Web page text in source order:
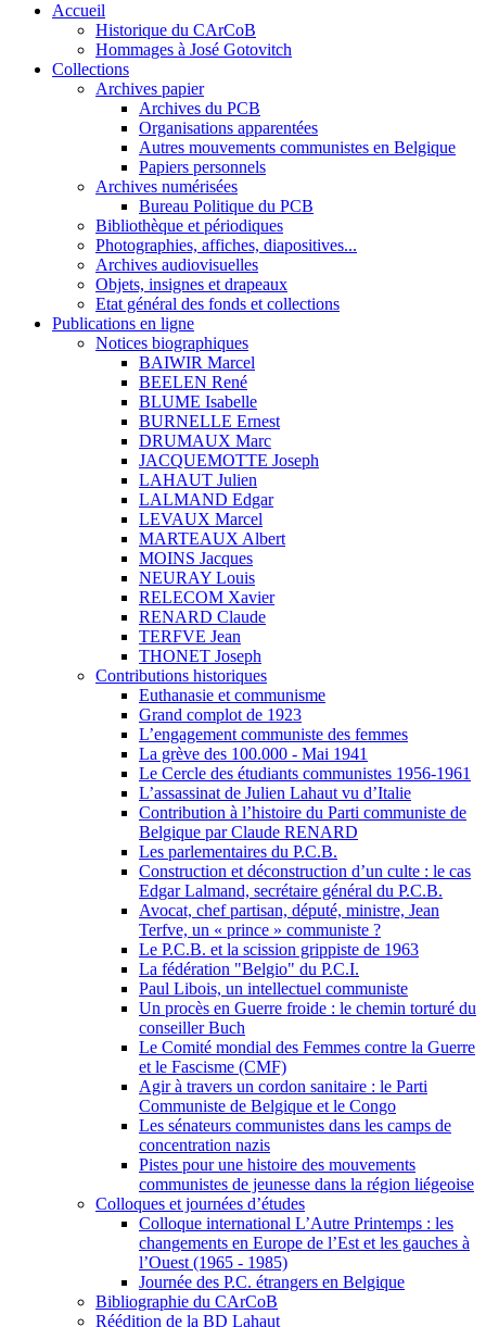
Accueil
Historique du CArCoB
Hommages à José Gotovitch
Collections
Archives papier
Archives du PCB
Organisations apparentées
Autres mouvements communistes en Belgique
Papiers personnels
Archives numérisées
Bureau Politique du PCB
Bibliothèque et périodiques
Photographies, affiches, diapositives...
Archives audiovisuelles
Objets, insignes et drapeaux
Etat général des fonds et collections
Publications en ligne
Notices biographiques
BAIWIR Marcel
BEELEN René
BLUME Isabelle
BURNELLE Ernest
DRUMAUX Marc
JACQUEMOTTE Joseph
LAHAUT Julien
LALMAND Edgar
LEVAUX Marcel
MARTEAUX Albert
MOINS Jacques
NEURAY Louis
RELECOM Xavier
RENARD Claude
TERFVE Jean
THONET Joseph
Contributions historiques
Euthanasie et communisme
Grand complot de 1923
L’engagement communiste des femmes
La grève des 100.000 - Mai 1941
Le Cercle des étudiants communistes 1956-1961
L’assassinat de Julien Lahaut vu d’Italie
Contribution à l’histoire du Parti communiste de
Belgique par Claude RENARD
Les parlementaires du P.C.B.
Construction et déconstruction d’un culte : le cas
Edgar Lalmand, secrétaire général du P.C.B.
Avocat, chef partisan, député, ministre, Jean
Terfve, un « prince » communiste ?
Le P.C.B. et la scission grippiste de 1963
La fédération "Belgio" du P.C.I.
Paul Libois, un intellectuel communiste
Un procès en Guerre froide : le chemin torturé du
conseiller Buch
Le Comité mondial des Femmes contre la Guerre
et le Fascisme (CMF)
Agir à travers un cordon sanitaire : le Parti
Communiste de Belgique et le Congo
Les sénateurs communistes dans les camps de
concentration nazis
Pistes pour une histoire des mouvements
communistes de jeunesse dans la région liégeoise
Colloques et journées d’études
Colloque international L’Autre Printemps : les
changements en Europe de l’Est et les gauches à
l’Ouest (1965 - 1985)
Journée des P.C. étrangers en Belgique
Bibliographie du CArCoB
Réédition de la BD Lahaut